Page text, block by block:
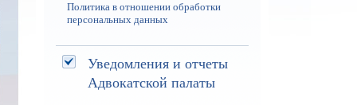
Политика в отношении обработки
персональных данных
Уведомления и отчеты
Адвокатской палаты